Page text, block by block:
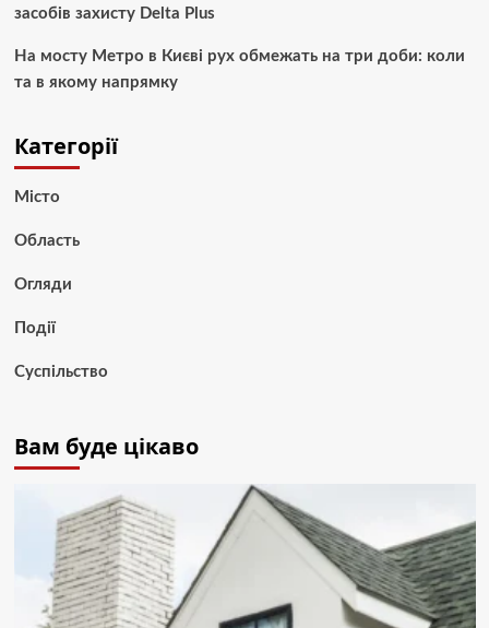
засобів захисту Delta Plus
На мосту Метро в Києві рух обмежать на три доби: коли
та в якому напрямку
Категорії
Місто
Область
Огляди
Події
Суспільство
Вам буде цікаво